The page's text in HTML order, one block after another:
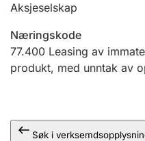
Aksjeselskap
Næringskode
77.400 Leasing av
produkt, med unntak av
Søk i